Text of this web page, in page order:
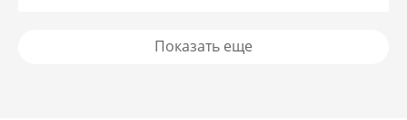
Показать еще